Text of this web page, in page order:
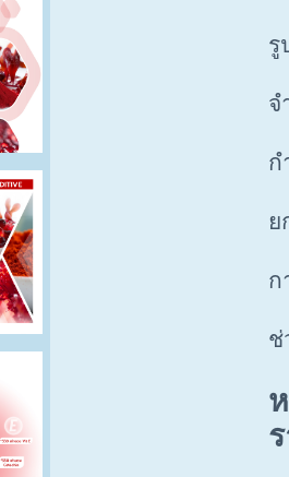
รู
จ
ก
ย
ก
ช่